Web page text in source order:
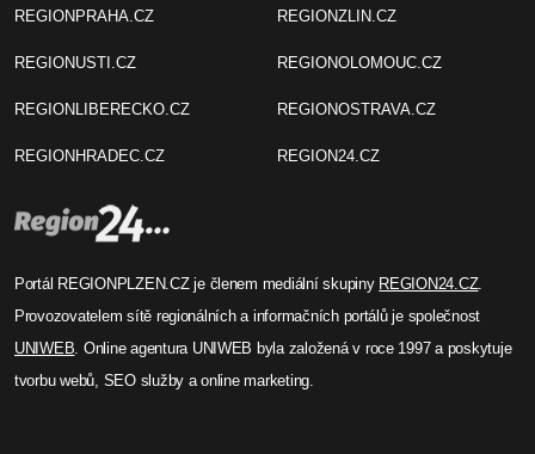
REGIONPRAHA.CZ
REGIONUSTI.CZ
REGIONLIBERECKO.CZ
REGIONHRADEC.CZ
REGIONZLIN.CZ
REGIONOLOMOUC.CZ
REGIONOSTRAVA.CZ
REGION24.CZ
Portál REGIONPLZEN.CZ je členem mediální skupiny REGION24.CZ.
Provozovatelem sítě regionálních a informačních portálů je společnost
UNIWEB. Online agentura UNIWEB byla založená v roce 1997 a poskytuje
tvorbu webů, SEO služby a online marketing.